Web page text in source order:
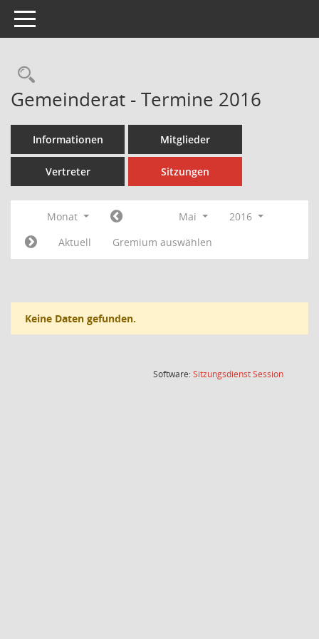
Toggle navigation
Rechercheauswahl
Gemeinderat - Termine 2016
Informationen Mitglieder
Vertreter Sitzungen
Monat Mai
2016
Aktuell
Gremium auswählen
Keine Daten gefunden.
Software:SitzungsdienstSession(Wird in